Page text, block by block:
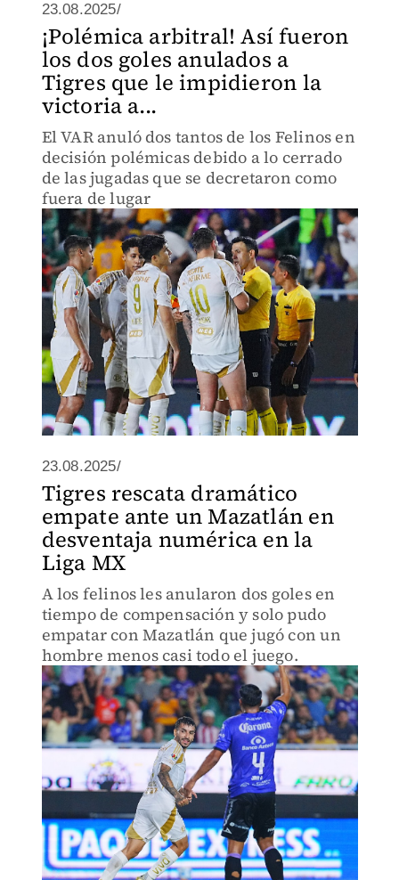
23.08.2025/
¡Polémica arbitral! Así fueron
los dos goles anulados a
Tigres que le impidieron la
victoria a...
El VAR anuló dos tantos de los Felinos en
decisión polémicas debido a lo cerrado
de las jugadas que se decretaron como
fuera de lugar
23.08.2025/
Tigres rescata dramático
empate ante un Mazatlán en
desventaja numérica en la
Liga MX
A los felinos les anularon dos goles en
tiempo de compensación y solo pudo
empatar con Mazatlán que jugó con un
hombre menos casi todo el juego.